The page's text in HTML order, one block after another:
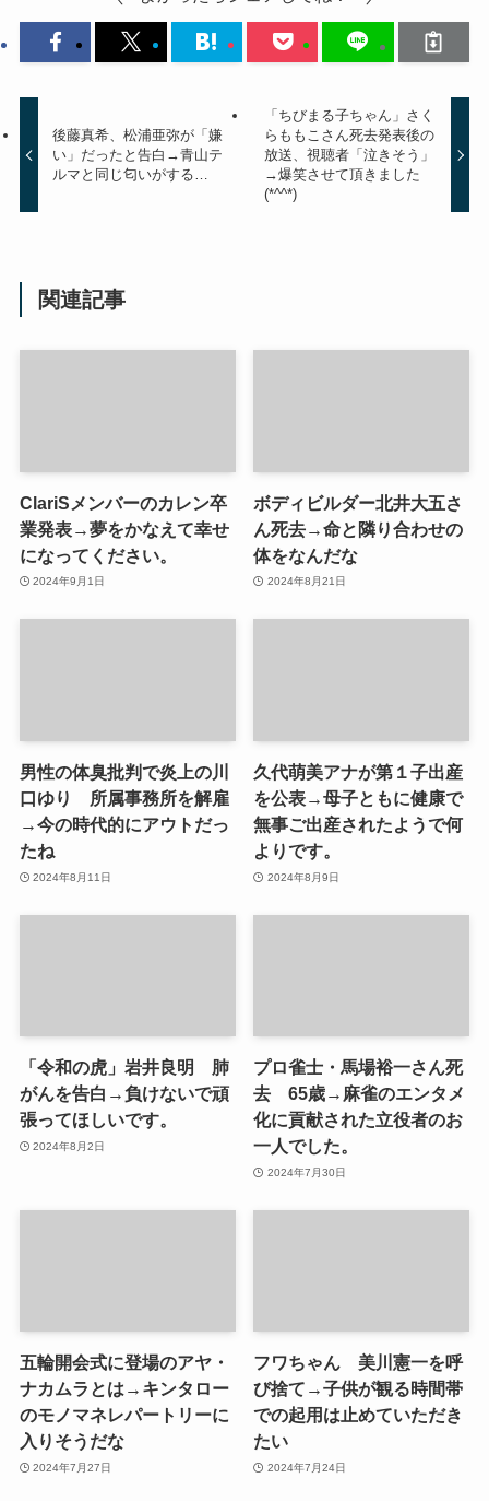
後藤真希、松浦亜弥が「嫌
い」だったと告白→青山テ
ルマと同じ匂いがする…
「ちびまる子ちゃん」さく
らももこさん死去発表後の
放送、視聴者「泣きそう」
→爆笑させて頂きました
(*^^*)
関連記事
ClariSメンバーのカレン卒
業発表→夢をかなえて幸せ
になってください。
2024年9月1日
ボディビルダー北井大五さ
ん死去→命と隣り合わせの
体をなんだな
2024年8月21日
男性の体臭批判で炎上の川
口ゆり 所属事務所を解雇
→今の時代的にアウトだっ
たね
2024年8月11日
久代萌美アナが第１子出産
を公表→母子ともに健康で
無事ご出産されたようで何
よりです。
2024年8月9日
「令和の虎」岩井良明 肺
がんを告白→負けないで頑
張ってほしいです。
2024年8月2日
プロ雀士・馬場裕一さん死
去 65歳→麻雀のエンタメ
化に貢献された立役者のお
一人でした。
2024年7月30日
五輪開会式に登場のアヤ・
ナカムラとは→キンタロー
のモノマネレパートリーに
入りそうだな
2024年7月27日
フワちゃん 美川憲一を呼
び捨て→子供が観る時間帯
での起用は止めていただき
たい
2024年7月24日